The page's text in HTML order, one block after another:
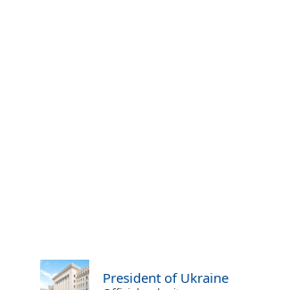
President of Ukraine